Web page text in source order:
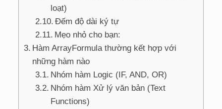
loạt)
Đếm độ dài ký tự
Mẹo nhỏ cho bạn:
Hàm ArrayFormula thường kết hợp với
những hàm nào
Nhóm hàm Logic (IF, AND, OR)
Nhóm hàm Xử lý văn bản (Text
Functions)